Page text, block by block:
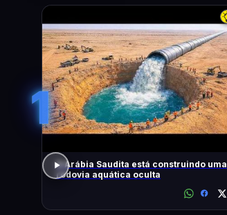
1
A Arábia Saudita está construindo uma
rodovia aquática oculta